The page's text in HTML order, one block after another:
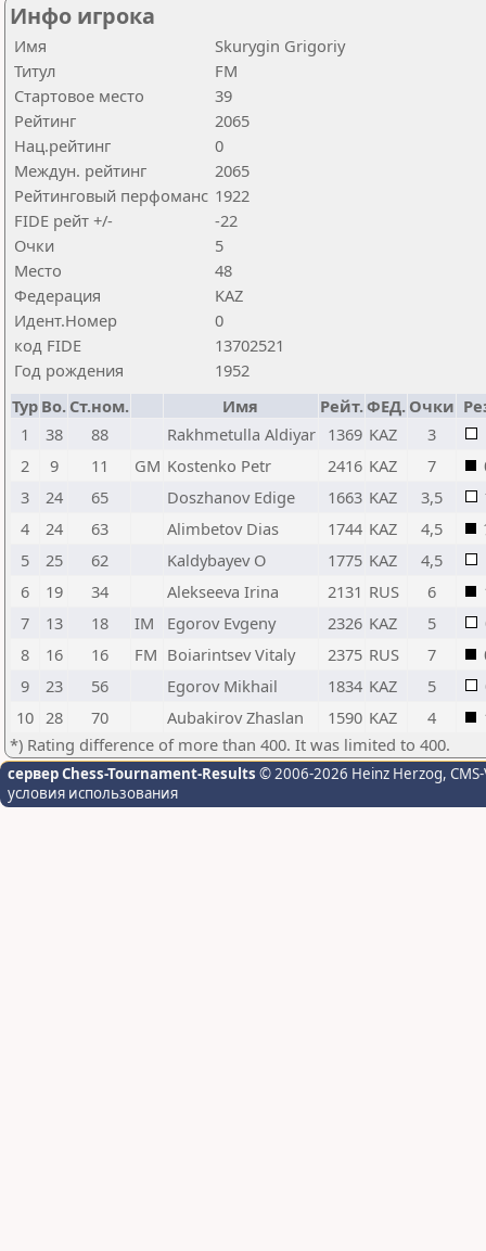
Инфо игрока
Имя
Skurygin Grigoriy
Титул
FM
Стартовое место
39
Рейтинг
2065
Нац.рейтинг
0
Междун. рейтинг
2065
Рейтинговый перфоманс 1922
FIDE рейт +/-
-22
Очки
5
Место
48
Федерация
KAZ
Идент.Номер
0
код FIDE
13702521
Год рождения
1952
Тур Bo. Ст.ном. Имя Рейт.ФЕД. Очки
1
38 88 Rakhmetulla Aldiyar 1369 KAZ 3
2
9 11 GM Kostenko Petr 2416 KAZ 7
3
24 65 Doszhanov Edige 1663 KAZ 3,5
4
24 63 Alimbetov Dias 1744 KAZ 4,5
5
25 62 Kaldybayev O 1775 KAZ 4,5
6
19 34 Alekseeva Irina 2131 RUS 6
7
13 18 IM Egorov Evgeny 2326 KAZ 5
8
16 16 FM Boiarintsev Vitaly 2375 RUS 7
9
23 56 Egorov Mikhail 1834 KAZ 5
10 28 70 Aubakirov Zhaslan 1590 KAZ 4
*) Rating difference of more than 400. It was limited to 400.
сервер Chess-Tournament-Results © 2006-2026 Heinz Herzog,
условия использования